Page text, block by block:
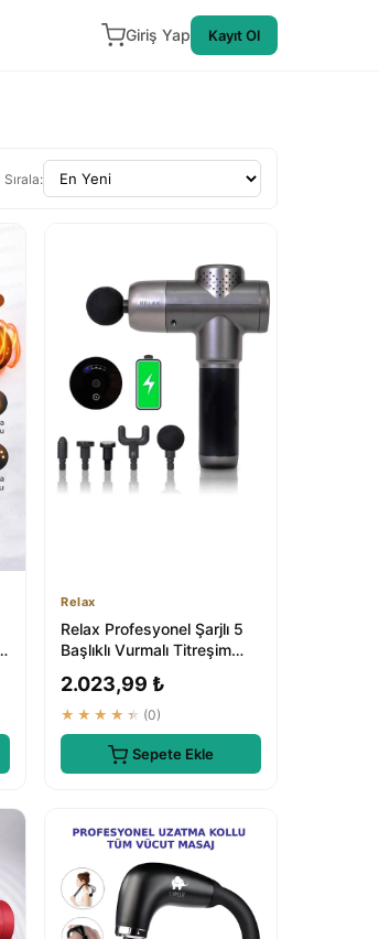
Giriş Yap Kayıt Ol
Sırala:
Relax
Relax Profesyonel Şarjlı 5
Başlıklı Vurmalı Titreşim
2.023,99 ₺
★★★★★ (0)
Sepete Ekle